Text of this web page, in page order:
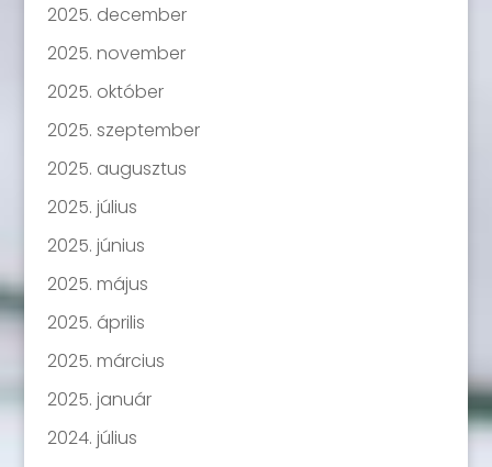
2025. december
2025. november
2025. október
2025. szeptember
2025. augusztus
2025. július
2025. június
2025. május
2025. április
2025. március
2025. január
2024. július